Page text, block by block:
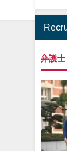
弁護士